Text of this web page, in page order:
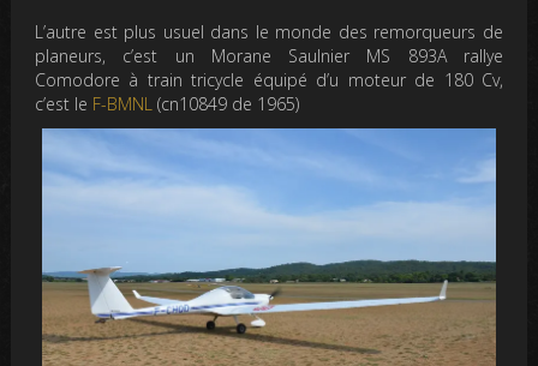
L’autre est plus usuel dans le monde des remorqueurs de
planeurs, c’est un Morane Saulnier MS 893A rallye
Comodore à train tricycle équipé d’u moteur de 180 Cv,
c’est le F-BMNL (cn10849 de 1965)